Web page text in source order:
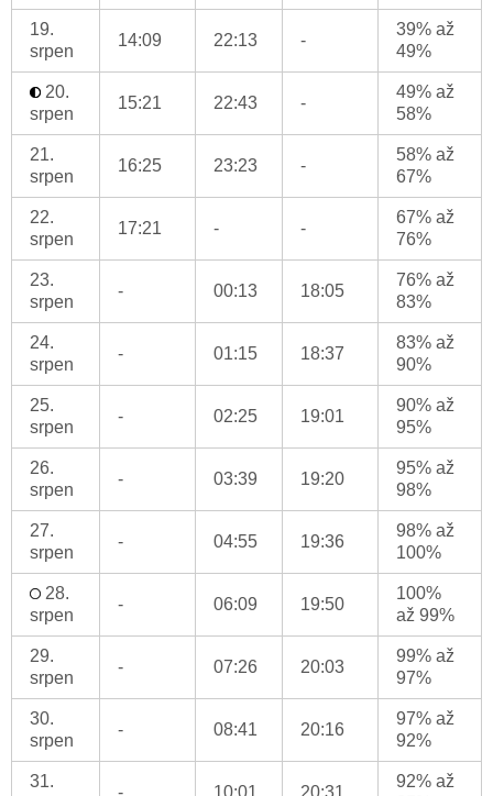
19.
srpen
14:09 22:13 -
39% až
49%
20.
srpen
15:21 22:43 -
49% až
58%
21.
srpen
16:25 23:23 -
58% až
67%
22.
srpen
17:21 - -
67% až
76%
23.
srpen
- 00:13 18:05
76% až
83%
24.
srpen
- 01:15 18:37
83% až
90%
25.
srpen
- 02:25 19:01
90% až
95%
26.
srpen
- 03:39 19:20
95% až
98%
27.
srpen
- 04:55 19:36
98% až
100%
28.
srpen
- 06:09 19:50
100%
až 99%
29.
srpen
- 07:26 20:03
99% až
97%
30.
srpen
- 08:41 20:16
97% až
92%
31.
92% až